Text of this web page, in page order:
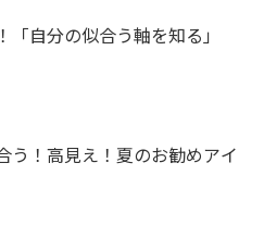
自分の似合う軸を知る」
う！高見え！夏のお勧めアイ